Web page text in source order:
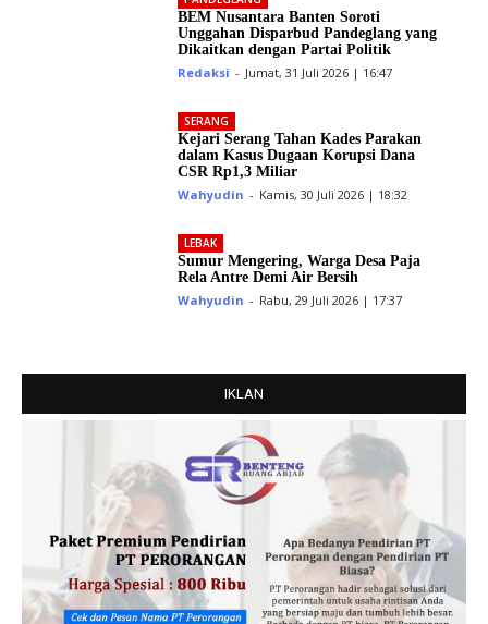
BEM Nusantara Banten Soroti
Unggahan Disparbud Pandeglang yang
Dikaitkan dengan Partai Politik
Redaksi - Jumat, 31 Juli 2026 | 16:47
SERANG
Kejari Serang Tahan Kades Parakan
dalam Kasus Dugaan Korupsi Dana
CSR Rp1,3 Miliar
Wahyudin - Kamis, 30 Juli 2026 | 18:32
LEBAK
Sumur Mengering, Warga Desa Paja
Rela Antre Demi Air Bersih
Wahyudin - Rabu, 29 Juli 2026 | 17:37
IKLAN